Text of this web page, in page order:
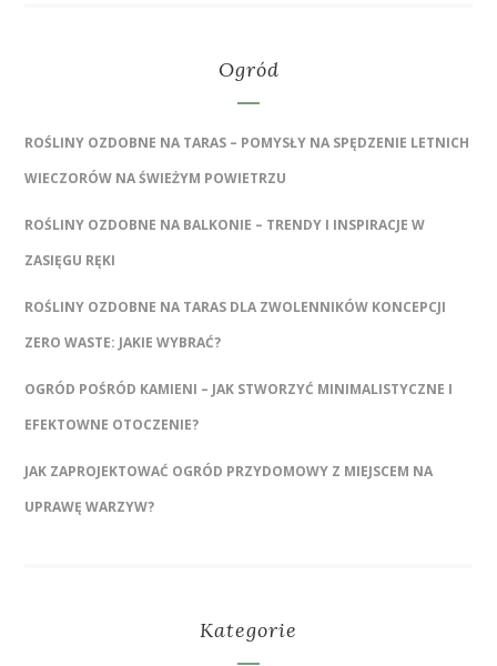
Ogród
ROŚLINY OZDOBNE NA TARAS – POMYSŁY NA SPĘDZENIE LETNICH
WIECZORÓW NA ŚWIEŻYM POWIETRZU
ROŚLINY OZDOBNE NA BALKONIE – TRENDY I INSPIRACJE W
ZASIĘGU RĘKI
ROŚLINY OZDOBNE NA TARAS DLA ZWOLENNIKÓW KONCEPCJI
ZERO WASTE: JAKIE WYBRAĆ?
OGRÓD POŚRÓD KAMIENI – JAK STWORZYĆ MINIMALISTYCZNE I
EFEKTOWNE OTOCZENIE?
JAK ZAPROJEKTOWAĆ OGRÓD PRZYDOMOWY Z MIEJSCEM NA
UPRAWĘ WARZYW?
Kategorie